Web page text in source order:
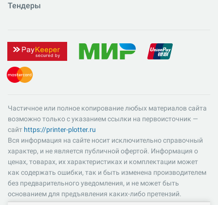
Тендеры
Частичное или полное копирование любых материалов сайта
возможно только с указанием ссылки на первоисточник —
сайт https://printer-plotter.ru
Вся информация на сайте носит исключительно справочный
характер, и не является публичной офертой. Информация о
ценах, товарах, их характеристиках и комплектации может
как содержать ошибки, так и быть изменена производителем
без предварительного уведомления, и не может быть
основанием для предъявления каких-либо претензий.